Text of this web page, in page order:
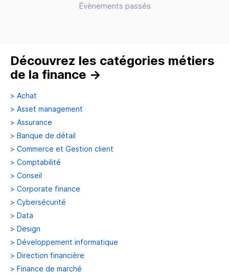
Évènements passés
Découvrez les catégories métiers
de la finance →
> Achat
> Asset management
> Assurance
> Banque de détail
> Commerce et Gestion client
> Comptabilité
> Conseil
> Corporate finance
> Cybersécurité
> Data
> Design
> Développement informatique
> Direction financière
> Finance de marché